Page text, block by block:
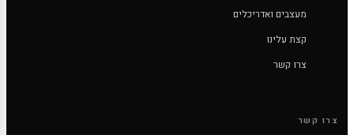
מעצבים ואדריכלים
קצת עלינו
צרו קשר
צרו קשר